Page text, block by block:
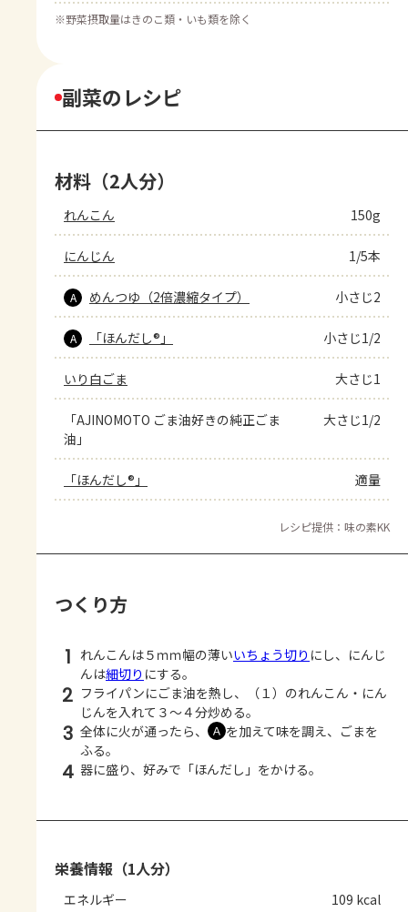
※野菜摂取量はきのこ類・いも類を除く
副菜のレシピ
材料（2人分）
れんこん 150g
にんじん 1/5本
A めんつゆ（2倍濃縮タイプ） 小さじ2
A 「ほんだし®」 小さじ1/2
いり白ごま 大さじ1
「AJINOMOTO ごま油好きの純正ごま
油」
大さじ1/2
「ほんだし®」 適量
レシピ提供：味の素KK
つくり方
1 れんこんは５ｍｍ幅の薄いいちょう切り にし、にんじ
んは細切り にする。
2 フライパンにごま油を熱し、（１）のれんこん・にん
じんを入れて３～４分炒める。
3 全体に火が通ったら、 Ａ を加えて味を調え、ごまを
ふる。
4 器に盛り、好みで「ほんだし」をかける。
栄養情報（1人分）
エネルギー 109 kcal